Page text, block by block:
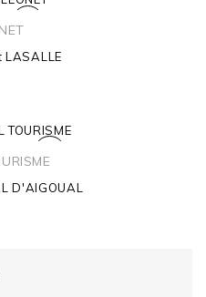
LASALLE
D'AIGOUAL